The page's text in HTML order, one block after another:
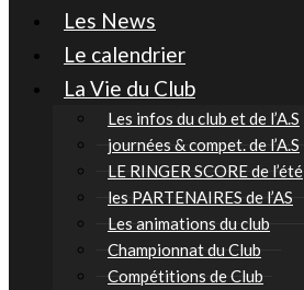
Les News
Le calendrier
La Vie du Club
Les infos du club et de l’A.S
journées & compet. de l’A.S
LE RINGER SCORE de l’été
les PARTENAIRES de l’AS
Les animations du club
Championnat du Club
Compétitions de Club